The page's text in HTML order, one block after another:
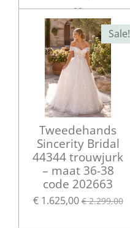
Sale!
Tweedehands
Sincerity Bridal
44344 trouwjurk
– maat 36-38
code 202663
€ 1.625,00 € 2.299,00